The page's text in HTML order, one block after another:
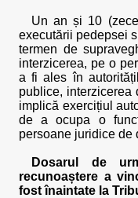
Un an și 10
executării pedepsei
termen de
interzicerea, pe o
a fi ales în
publice, interzicerea
implică exercițiul
de a ocupa o
persoane juridice de
Dosarul de
recunoaștere a
fost înaintate la